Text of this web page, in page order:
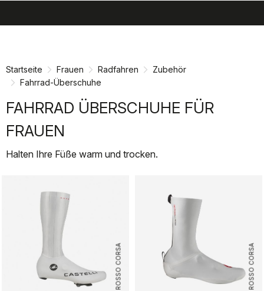
Startseite Frauen Radfahren
Zubehör
Fahrrad-Überschuhe
FAHRRAD ÜBERSCHUHE FÜR
FRAUEN
Halten Ihre Füße warm und trocken.
ROSSO CORSA ROSSO CORSA